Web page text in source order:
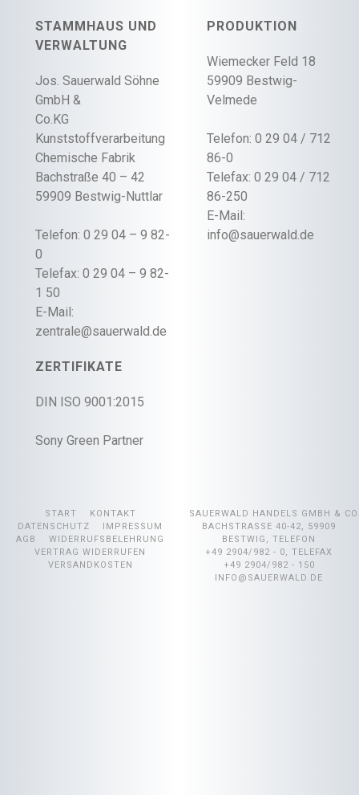
STAMMHAUS UND
VERWALTUNG
Jos. Sauerwald Söhne
GmbH &
Co.KG
Kunststoffverarbeitung
Chemische Fabrik
Bachstraße 40 – 42
59909 Bestwig-Nuttlar
Telefon: 0 29 04 – 9 82-
0
Telefax: 0 29 04 – 9 82-
1 50
E-Mail:
zentrale@sauerwald.de
PRODUKTION
Wiemecker Feld 18
59909 Bestwig-
Velmede
Telefon: 0 29 04 / 712
86-0
Telefax: 0 29 04 / 712
86-250
E-Mail:
info@sauerwald.de
ZERTIFIKATE
DIN ISO 9001:2015
Sony Green Partner
START
KONTAKT
DATENSCHUTZ
IMPRESSUM
AGB
WIDERRUFSBELEHRUNG
VERTRAG WIDERRUFEN
VERSANDKOSTEN
SAUERWALD HANDELS GMBH &
BACHSTRASSE 40-42, 59909 B
ESTWIG, TELEFON +
49 2904/982 - 0, TELEFAX +
49 2904/982 - 150
INFO@SAUERWALD.DE